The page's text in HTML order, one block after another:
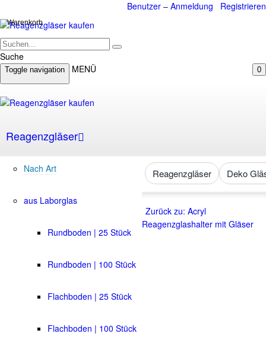
Benutzer – Anmeldung Registrieren
Suche
0
Warenkorb
Toggle navigation MENÜ
Reagenzgläser
Nach Art
aus Laborglas
Rundboden | 25 Stück
Rundboden | 100 Stück
Flachboden | 25 Stück
Flachboden | 100 Stück
Reagenzgläser Deko
Zurück zu: Acryl
Reagenzglashalter mit Gläser